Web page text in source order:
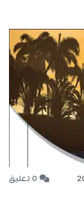
0 تعليق